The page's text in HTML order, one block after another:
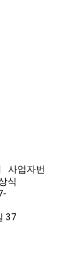
사업자번
식
37